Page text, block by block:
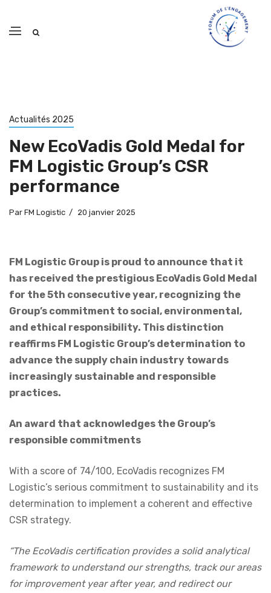
Actualités 2025
New EcoVadis Gold Medal for
FM Logistic Group’s CSR
performance
Par FM Logistic 20 janvier 2025
FM Logistic Group is proud to announce that it
has received the prestigious EcoVadis Gold Medal
for the 5th consecutive year, recognizing the
Group’s commitment to social, environmental,
and ethical responsibility. This distinction
reaffirms FM Logistic Group’s determination to
advance the supply chain industry towards
increasingly sustainable and responsible
practices.
An award that acknowledges the Group’s
responsible commitments
With a score of 74/100, EcoVadis recognizes FM
Logistic’s serious commitment to sustainability and its
determination to implement a coherent and effective
CSR strategy.
“The EcoVadis certification provides a solid analytical
framework to understand our strengths, track our areas
for improvement year after year, and redirect our